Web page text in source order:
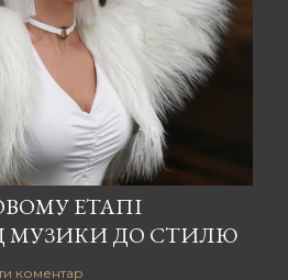
ЕТАПІ
МУЗИКИ ДО СТИЛЮ
коментар